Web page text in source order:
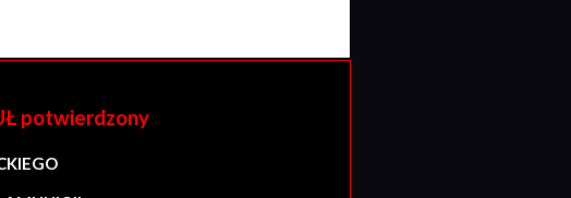
potwierdzony